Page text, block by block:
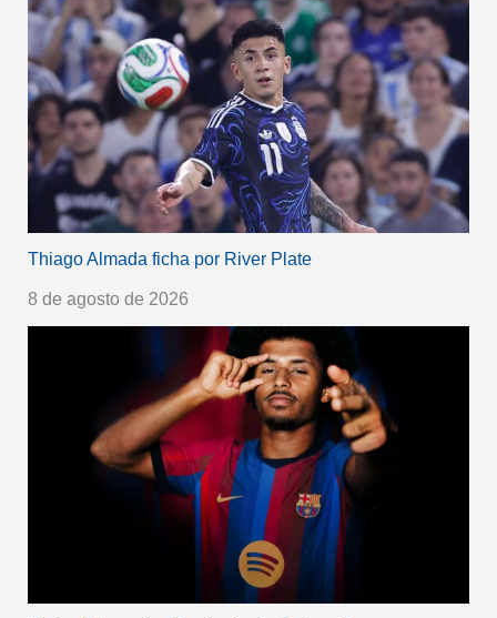
Thiago Almada ficha por River Plate
8 de agosto de 2026